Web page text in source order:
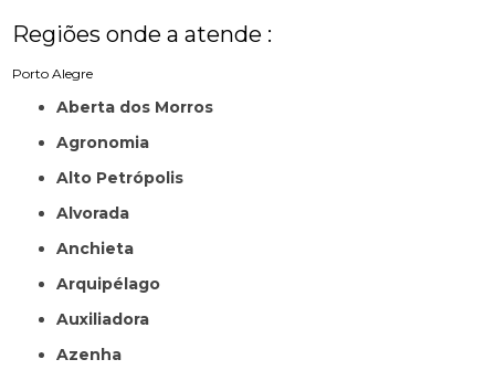
Regiões onde a atende :
Porto Alegre
Aberta dos Morros
Agronomia
Alto Petrópolis
Alvorada
Anchieta
Arquipélago
Auxiliadora
Azenha